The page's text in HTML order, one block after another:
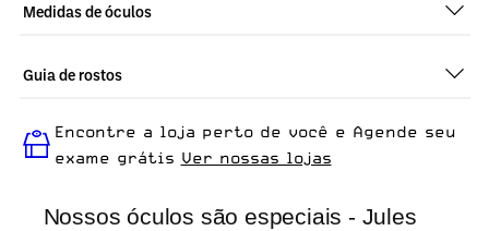
Nossos óculos são especiais - Jules
Medidas de óculos
Guia de rostos
Bege é ideal para quem busca um óculos confortável para o
dia a dia.
Encontre a loja perto de você e Agende seu
exame grátis Ver nossas lojas